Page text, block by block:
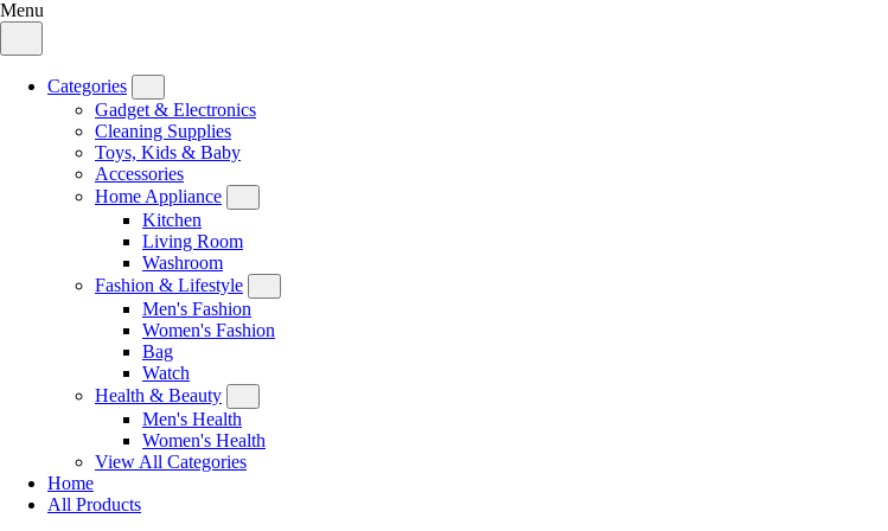
Menu
Categories
Gadget & Electronics
Cleaning Supplies
Toys, Kids & Baby
Accessories
Home Appliance
Kitchen
Living Room
Washroom
Fashion & Lifestyle
Men's Fashion
Women's Fashion
Bag
Watch
Health & Beauty
Men's Health
Women's Health
View All Categories
Home
All Products